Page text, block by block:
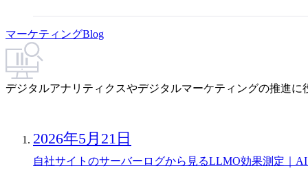
マーケティングBlog
デジタルアナリティクスやデジタルマーケティングの推進に
2026年5月21日
自社サイトのサーバーログから見るLLMO効果測定｜